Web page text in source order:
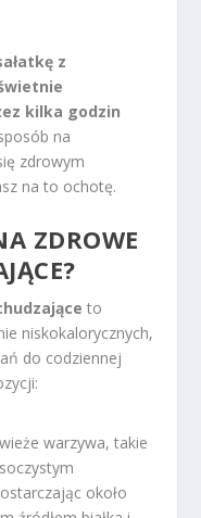
z
kilka godzin
na
zdrowym
na to ochotę.
ZDROWE
to
niskokalorycznych,
do codziennej
warzywa, takie
około